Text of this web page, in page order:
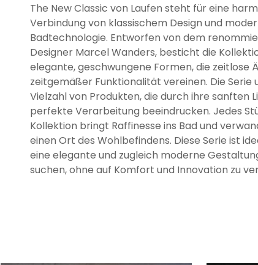
The New Classic von Laufen steht für eine
Verbindung von klassischem Design und
Badtechnologie. Entworfen von dem
Designer Marcel Wanders, besticht die
elegante, geschwungene Formen, die zeitlose
zeitgemäßer Funktionalität vereinen. Die Serie
Vielzahl von Produkten, die durch ihre sanften
perfekte Verarbeitung beeindrucken. Jedes
Kollektion bringt Raffinesse ins Bad und
einen Ort des Wohlbefindens. Diese Serie ist
eine elegante und zugleich moderne
suchen, ohne auf Komfort und Innovation zu